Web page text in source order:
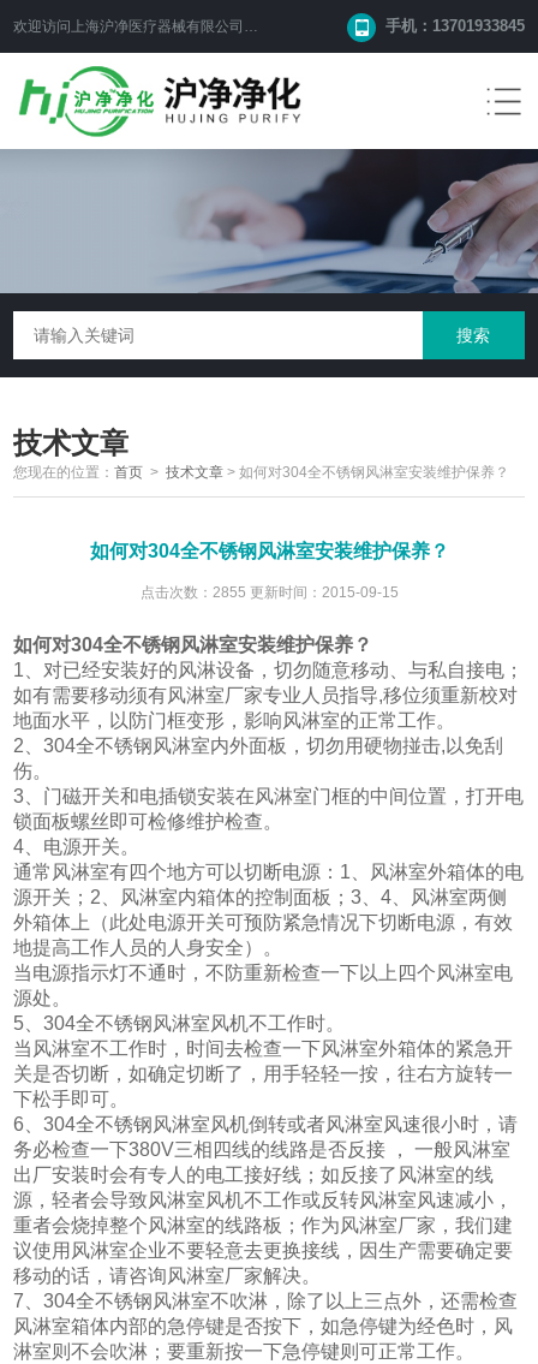
欢迎访问上海沪净医疗器械有限公司网站！ 手机：13701933845
技术文章
您现在的位置：首页 >技术文章 >如何对304全不锈钢风淋室安装维护保养？
如何对304全不锈钢风淋室安装维护保养？
点击次数：2855 更新时间：2015-09-15
如何对304全不锈钢风淋室安装维护保养？
1、对已经安装好的风淋设备，切勿随意移动、与私自接电；
如有需要移动须有风淋室厂家专业人员指导,移位须重新校对
地面水平，以防门框变形，影响风淋室的正常工作。
2、304全不锈钢风淋室内外面板，切勿用硬物掽击,以免刮
伤。
3、门磁开关和电插锁安装在风淋室门框的中间位置，打开电
锁面板螺丝即可检修维护检查。
4、电源开关。
通常风淋室有四个地方可以切断电源：1、风淋室外箱体的电
源开关；2、风淋室内箱体的控制面板；3、4、风淋室两侧
外箱体上（此处电源开关可预防紧急情况下切断电源，有效
地提高工作人员的人身安全）。
当电源指示灯不通时，不防重新检查一下以上四个风淋室电
源处。
5、304全不锈钢风淋室风机不工作时。
当风淋室不工作时，时间去检查一下风淋室外箱体的紧急开
关是否切断，如确定切断了，用手轻轻一按，往右方旋转一
下松手即可。
6、304全不锈钢风淋室风机倒转或者风淋室风速很小时，请
务必检查一下380V三相四线的线路是否反接 ， 一般风淋室
出厂安装时会有专人的电工接好线；如反接了风淋室的线
源，轻者会导致风淋室风机不工作或反转风淋室风速减小，
重者会烧掉整个风淋室的线路板；作为风淋室厂家，我们建
议使用风淋室企业不要轻意去更换接线，因生产需要确定要
移动的话，请咨询风淋室厂家解决。
7、304全不锈钢风淋室不吹淋，除了以上三点外，还需检查
风淋室箱体内部的急停键是否按下，如急停键为经色时，风
淋室则不会吹淋；要重新按一下急停键则可正常工作。